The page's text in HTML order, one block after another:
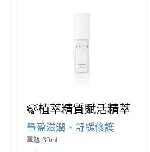
🍃植萃精質賦活精萃
豐盈滋潤、舒緩修護
單瓶 30ml